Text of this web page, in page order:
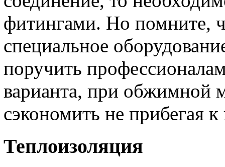
фитингами. Но помните,
специальное
поручить
варианта, при обжимной
сэкономить не прибегая
Теплоизоляция